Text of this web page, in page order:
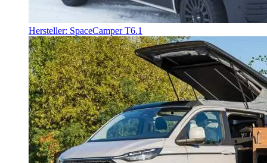
Hersteller: SpaceCamper T6.1